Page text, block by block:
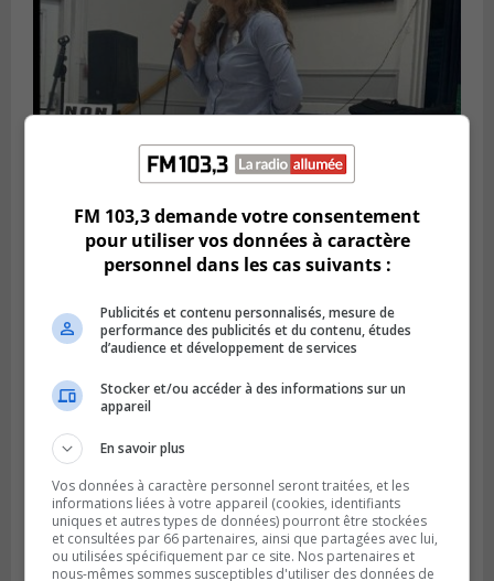
Publié le 6 juillet 2026 à 11h18
Climat Québec dévoile deux candidats
pour l’Agglomération
Publié le 6 juillet 2026 à 09h33
FM 103,3 demande votre consentement
pour utiliser vos données à caractère
personnel dans les cas suivants :
Publicités et contenu personnalisés, mesure de
performance des publicités et du contenu, études
d’audience et développement de services
Stocker et/ou accéder à des informations sur un
appareil
En savoir plus
Vos données à caractère personnel seront traitées, et les
informations liées à votre appareil (cookies, identifiants
uniques et autres types de données) pourront être stockées
et consultées par 66 partenaires, ainsi que partagées avec lui,
ou utilisées spécifiquement par ce site. Nos partenaires et
nous-mêmes sommes susceptibles d'utiliser des données de